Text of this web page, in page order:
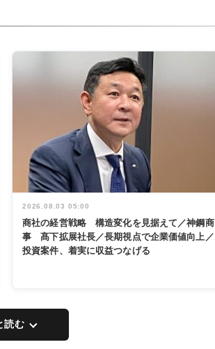
2026.08.03 05:00
商社の経営戦略 構造変化を見据えて／神鋼商
事 髙下拡展社長／長期視点で企業価値向上／
投資案件、着実に収益つなげる
読む